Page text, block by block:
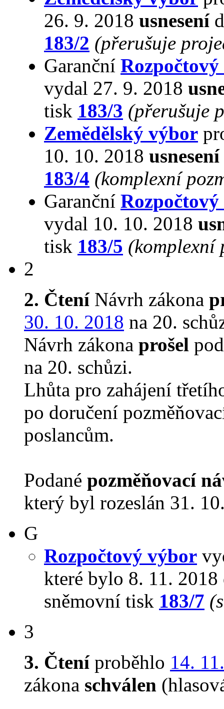
26. 9. 2018 usnesení
183/2 (přerušuje
Garanční
vydal 27. 9. 2018
tisk 183/3 (přerušuje
Zemědělský výbor
10. 10. 2018 usnesení
183/4 (komplexní
Garanční
vydal 10. 10. 2018
tisk 183/5 (komplexní
2
2. ČteníNávrh zákona
30. 10. 2018 na 20.
Návrh zákona prošel
na 20. schůzi.
Lhůta pro zahájení
po doručení
poslancům.
Podané pozměňovací
který byl rozeslán 31.
G
Rozpočtový výbor
které bylo 8. 11.
sněmovní tisk 183/7
3
3. Čteníproběhlo 14.
zákona schválen